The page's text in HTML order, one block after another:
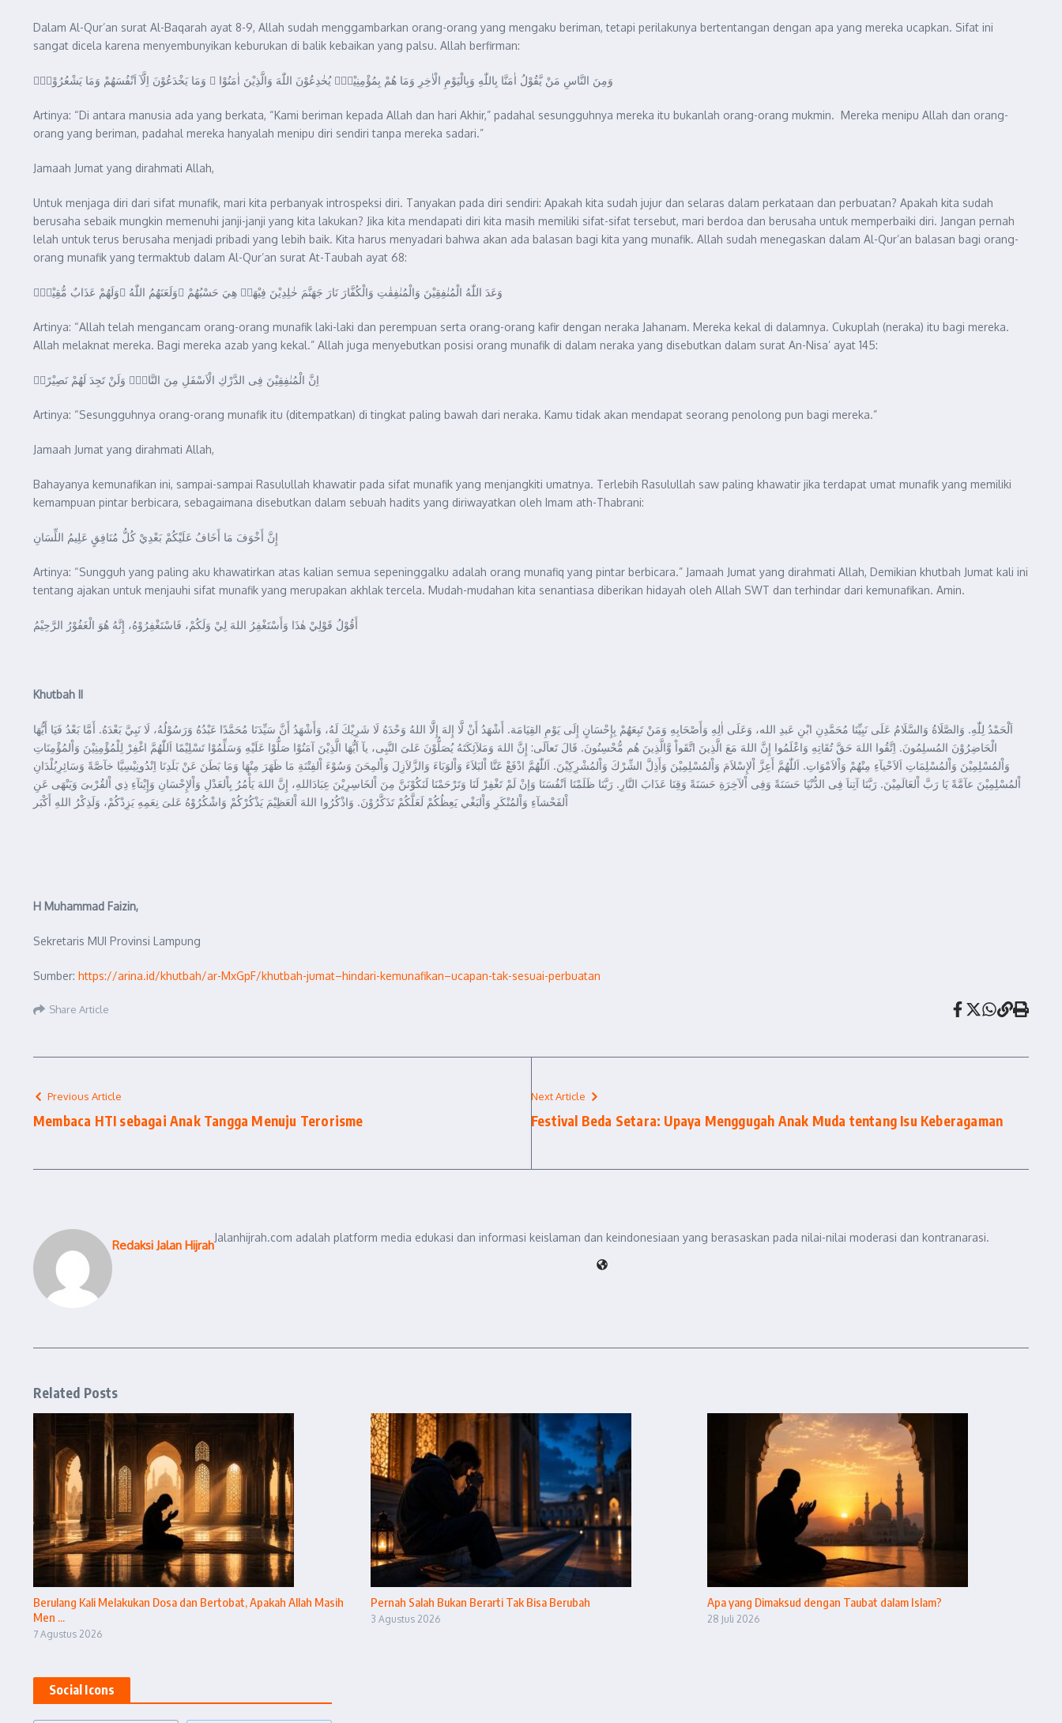
Dalam Al-Qur’an surat Al-Baqarah ayat 8-9, Allah sudah menggambarkan orang-orang yang mengaku beriman, tetapi perilakunya bertentangan dengan apa yang mereka ucapkan. Sifat ini
sangat dicela karena menyembunyikan keburukan di balik kebaikan yang palsu. Allah berfirman:
وَمِنَ النَّاسِ مَنْ يَّقُوْلُ اٰمَنَّا بِاللّٰهِ وَبِالْيَوْمِ الْاٰخِرِ وَمَا هُمْ بِمُؤْمِنِيْنَۘ يُخٰدِعُوْنَ اللّٰهَ وَالَّذِيْنَ اٰمَنُوْا ۚ وَمَا يَخْدَعُوْنَ اِلَّآ اَنْفُسَهُمْ وَمَا يَشْعُرُوْنَۗ
Artinya: “Di antara manusia ada yang berkata, “Kami beriman kepada Allah dan hari Akhir,” padahal sesungguhnya mereka itu bukanlah orang-orang mukmin. Mereka menipu Allah dan orang-
orang yang beriman, padahal mereka hanyalah menipu diri sendiri tanpa mereka sadari.”
Jamaah Jumat yang dirahmati Allah,
Untuk menjaga diri dari sifat munafik, mari kita perbanyak introspeksi diri. Tanyakan pada diri sendiri: Apakah kita sudah jujur dan selaras dalam perkataan dan perbuatan? Apakah kita sudah
berusaha sebaik mungkin memenuhi janji-janji yang kita lakukan? Jika kita mendapati diri kita masih memiliki sifat-sifat tersebut, mari berdoa dan berusaha untuk memperbaiki diri. Jangan pernah
lelah untuk terus berusaha menjadi pribadi yang lebih baik. Kita harus menyadari bahwa akan ada balasan bagi kita yang munafik. Allah sudah menegaskan dalam Al-Qur’an balasan bagi orang-
orang munafik yang termaktub dalam Al-Qur’an surat At-Taubah ayat 68:
وَعَدَ اللّٰهُ الْمُنٰفِقِيْنَ وَالْمُنٰفِقٰتِ وَالْكُفَّارَ نَارَ جَهَنَّمَ خٰلِدِيْنَ فِيْهَاۗ هِيَ حَسْبُهُمْ ۚوَلَعَنَهُمُ اللّٰهُ ۚوَلَهُمْ عَذَابٌ مُّقِيْمٌۙ
Artinya: “Allah telah mengancam orang-orang munafik laki-laki dan perempuan serta orang-orang kafir dengan neraka Jahanam. Mereka kekal di dalamnya. Cukuplah (neraka) itu bagi mereka.
Allah melaknat mereka. Bagi mereka azab yang kekal.” Allah juga menyebutkan posisi orang munafik di dalam neraka yang disebutkan dalam surat An-Nisa’ ayat 145:
اِنَّ الْمُنٰفِقِيْنَ فِى الدَّرْكِ الْاَسْفَلِ مِنَ النَّارِۚ وَلَنْ تَجِدَ لَهُمْ نَصِيْرًاۙ
Artinya: “Sesungguhnya orang-orang munafik itu (ditempatkan) di tingkat paling bawah dari neraka. Kamu tidak akan mendapat seorang penolong pun bagi mereka.”
Jamaah Jumat yang dirahmati Allah,
Bahayanya kemunafikan ini, sampai-sampai Rasulullah khawatir pada sifat munafik yang menjangkiti umatnya. Terlebih Rasulullah saw paling khawatir jika terdapat umat munafik yang memiliki
kemampuan pintar berbicara, sebagaimana disebutkan dalam sebuah hadits yang diriwayatkan oleh Imam ath-Thabrani:
إِنَّ أَخْوَفَ مَا أَخَافُ عَلَيْكُمْ بَعْدِيْ كُلُّ مُنَافِقٍ عَلِيمُ اللِّسَانِ
Artinya: “Sungguh yang paling aku khawatirkan atas kalian semua sepeninggalku adalah orang munafiq yang pintar berbicara.” Jamaah Jumat yang dirahmati Allah, Demikian khutbah Jumat kali ini
tentang ajakan untuk menjauhi sifat munafik yang merupakan akhlak tercela. Mudah-mudahan kita senantiasa diberikan hidayah oleh Allah SWT dan terhindar dari kemunafikan. Amin.
أَقُوْلُ قَوْلِيْ هٰذَا وَأَسْتَغْفِرُ اللهَ لِيْ وَلَكُمْ، فَاسْتَغْفِرُوْهُ، إِنَّهُ هُوَ الْغَفُوْرُ الرَّحِيْمُ
Khutbah II
اَلْحَمْدُ لِلّٰهِ. وَالصَّلَاةُ وَالسَّلَامُ عَلَى نَبِيِّنَا مُحَمَّدِنِ ابْنِ عَبدِ الله، وَعَلَى اٰلِهِ وَأَصْحَابِهِ وَمَنْ تَبِعَهُمْ بِإِحْسَانٍ إِلَى يَوْمِ القِيَامَة. أَشْهَدُ أَنْ لَّا إِلهَ إِلَّا اللهُ وَحْدَهُ لَا شَرِيْكَ لَهُ، وَأَشْهَدُ أَنَّ سَيِّدَنَا مُحَمَّدًا عَبْدُهُ وَرَسُوْلُهُ، لَا نَبِيَّ بَعْدَهُ. أَمَّا بَعْدُ فَيَا أَيُّهَا
الْحَاضِرُوْنَ المُسلِمُونَ. اِتَّقُوا اللهَ حَقَّ تُقَاتِهِ وَاعْلَمُوا إِنَّ اللهَ مَعَ الَّذِينَ اتَّقَواْ وَّالَّذِينَ هُم مُّحْسِنُونَ. قَالَ تَعاَلَى: إِنَّ اللهَ وَمَلآئِكَتَهُ يُصَلُّوْنَ عَلىَ النَّبِى، يآ اَيُّهَا الَّذِيْنَ آمَنُوْا صَلُّوْا عَلَيْهِ وَسَلِّمُوْا تَسْلِيْمًا اَللّٰهُمَّ اغْفِرْ لِلْمُؤْمِنِيْنَ وَاْلمُؤْمِنَاتِ
وَاْلمُسْلِمِيْنَ وَاْلمُسْلِمَاتِ اَلاَحْيآءِ مِنْهُمْ وَاْلاَمْوَاتِ. اَللّٰهُمَّ أَعِزَّ اْلإِسْلاَمَ وَاْلمُسْلِمِيْنَ وَأَذِلَّ الشِّرْكَ وَاْلمُشْرِكِيْنَ. اَللّٰهُمَّ ادْفَعْ عَنَّا اْلبَلاَءَ وَاْلوَبَاءَ وَالزَّلاَزِلَ وَاْلمِحَنَ وَسُوْءَ اْلفِتْنَةِ مَا ظَهَرَ مِنْهَا وَمَا بَطَنَ عَنْ بَلَدِنَا اِنْدُونِيْسِيَّا خآصَّةً وَسَائِرِبُلْدَانِ
اْلمُسْلِمِيْنَ عآمَّةً يَا رَبَّ اْلعَالَمِيْنَ. رَبَّنَا آتِناَ فِى الدُّنْيَا حَسَنَةً وَفِى اْلآخِرَةِ حَسَنَةً وَقِنَا عَذَابَ النَّارِ. رَبَّنَا ظَلَمْنَا اَنْفُسَنَا وَإنْ لَمْ تَغْفِرْ لَنَا وَتَرْحَمْنَا لَنَكُوْنَنَّ مِنَ اْلخَاسِرِيْنَ عِبَادَاللهِ، إِنَّ اللهَ يَأْمُرُ بِاْلعَدْلِ وَاْلإِحْسَانِ وَإِيْتآءِ ذِي اْلقُرْبىَ وَيَنْهَى عَنِ
اْلفَحْشآءِ وَاْلمُنْكَرِ وَاْلبَغْي يَعِظُكُمْ لَعَلَّكُمْ تَذَكَّرُوْنَ. وَاذْكُرُوا اللهَ اْلعَظِيْمَ يَذْكُرْكُمْ وَاشْكُرُوْهُ عَلىَ نِعَمِهِ يَزِدْكُمْ، وَلَذِكْرُ اللهِ أَكْبَر
H Muhammad Faizin,
Sekretaris MUI Provinsi Lampung
Sumber: https://arina.id/khutbah/ar-MxGpF/khutbah-jumat–hindari-kemunafikan–ucapan-tak-sesuai-perbuatan
Share Article
Previous Article
Membaca HTI sebagai Anak Tangga Menuju Terorisme
Next Article
Festival Beda Setara: Upaya Menggugah Anak Muda tentang Isu Keberagaman
Redaksi Jalan Hijrah
Jalanhijrah.com adalah platform media edukasi dan informasi keislaman dan keindonesiaan yang berasaskan pada nilai-nilai moderasi dan kontranarasi.
Related Posts
Berulang Kali Melakukan Dosa dan Bertobat, Apakah Allah Masih
Men ...
7 Agustus 2026
Pernah Salah Bukan Berarti Tak Bisa Berubah
3 Agustus 2026
Apa yang Dimaksud dengan Taubat dalam Islam?
28 Juli 2026
Social Icons